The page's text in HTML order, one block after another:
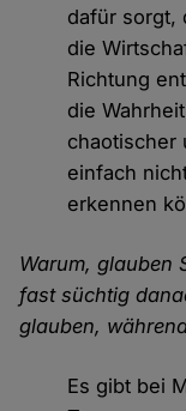
dafür sorgt,
die
Richtung
die
chaotischer
einfach
erkennen
Warum, glauben
fast süchtig
glauben,
Es gibt bei